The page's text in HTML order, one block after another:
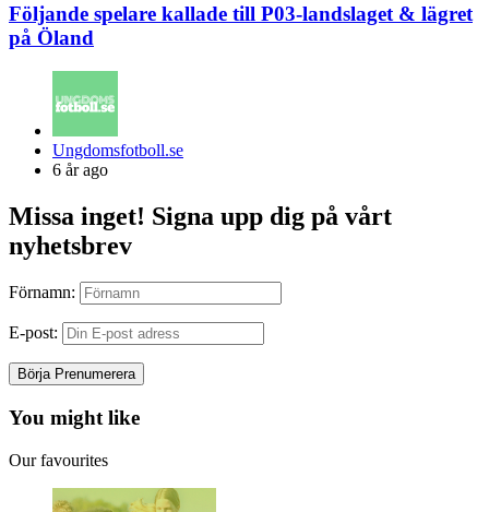
Följande spelare kallade till P03-landslaget & lägret
på Öland
Posted
by
Ungdomsfotboll.se
6 år ago
Missa inget! Signa upp dig på vårt
nyhetsbrev
Förnamn:
E-post:
You might like
Our favourites